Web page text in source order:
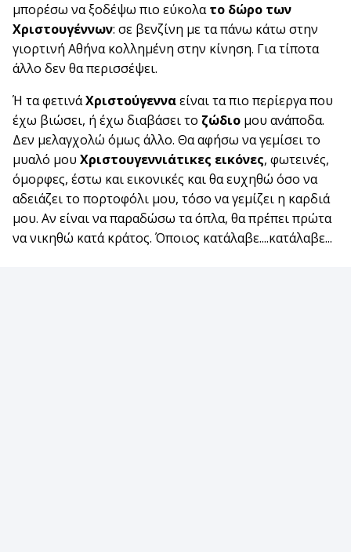
μπορέσω να ξοδέψω πιο εύκολατο δώρο των
Χριστουγέννων: σε βενζίνη με τα πάνω κάτω στην
γιορτινή Αθήνα κολλημένη στην κίνηση. Για τίποτα
άλλο δεν θα περισσέψει.
Ή τα φετινάΧριστούγενναείναι τα πιο περίεργα που
έχω βιώσει, ή έχω διαβάσει το ζώδιο μου ανάποδα.
Δεν μελαγχολώ όμως άλλο. Θα αφήσω να γεμίσει το
μυαλό μου Χριστουγεννιάτικες εικόνες, φωτεινές,
όμορφες, έστω και εικονικές και θα ευχηθώ όσο να
αδειάζει το πορτοφόλι μου, τόσο να γεμίζει η καρδιά
μου. Αν είναι να παραδώσω τα όπλα, θα πρέπει πρώτα
να νικηθώ κατά κράτος. Όποιος κατάλαβε....κατάλαβε...